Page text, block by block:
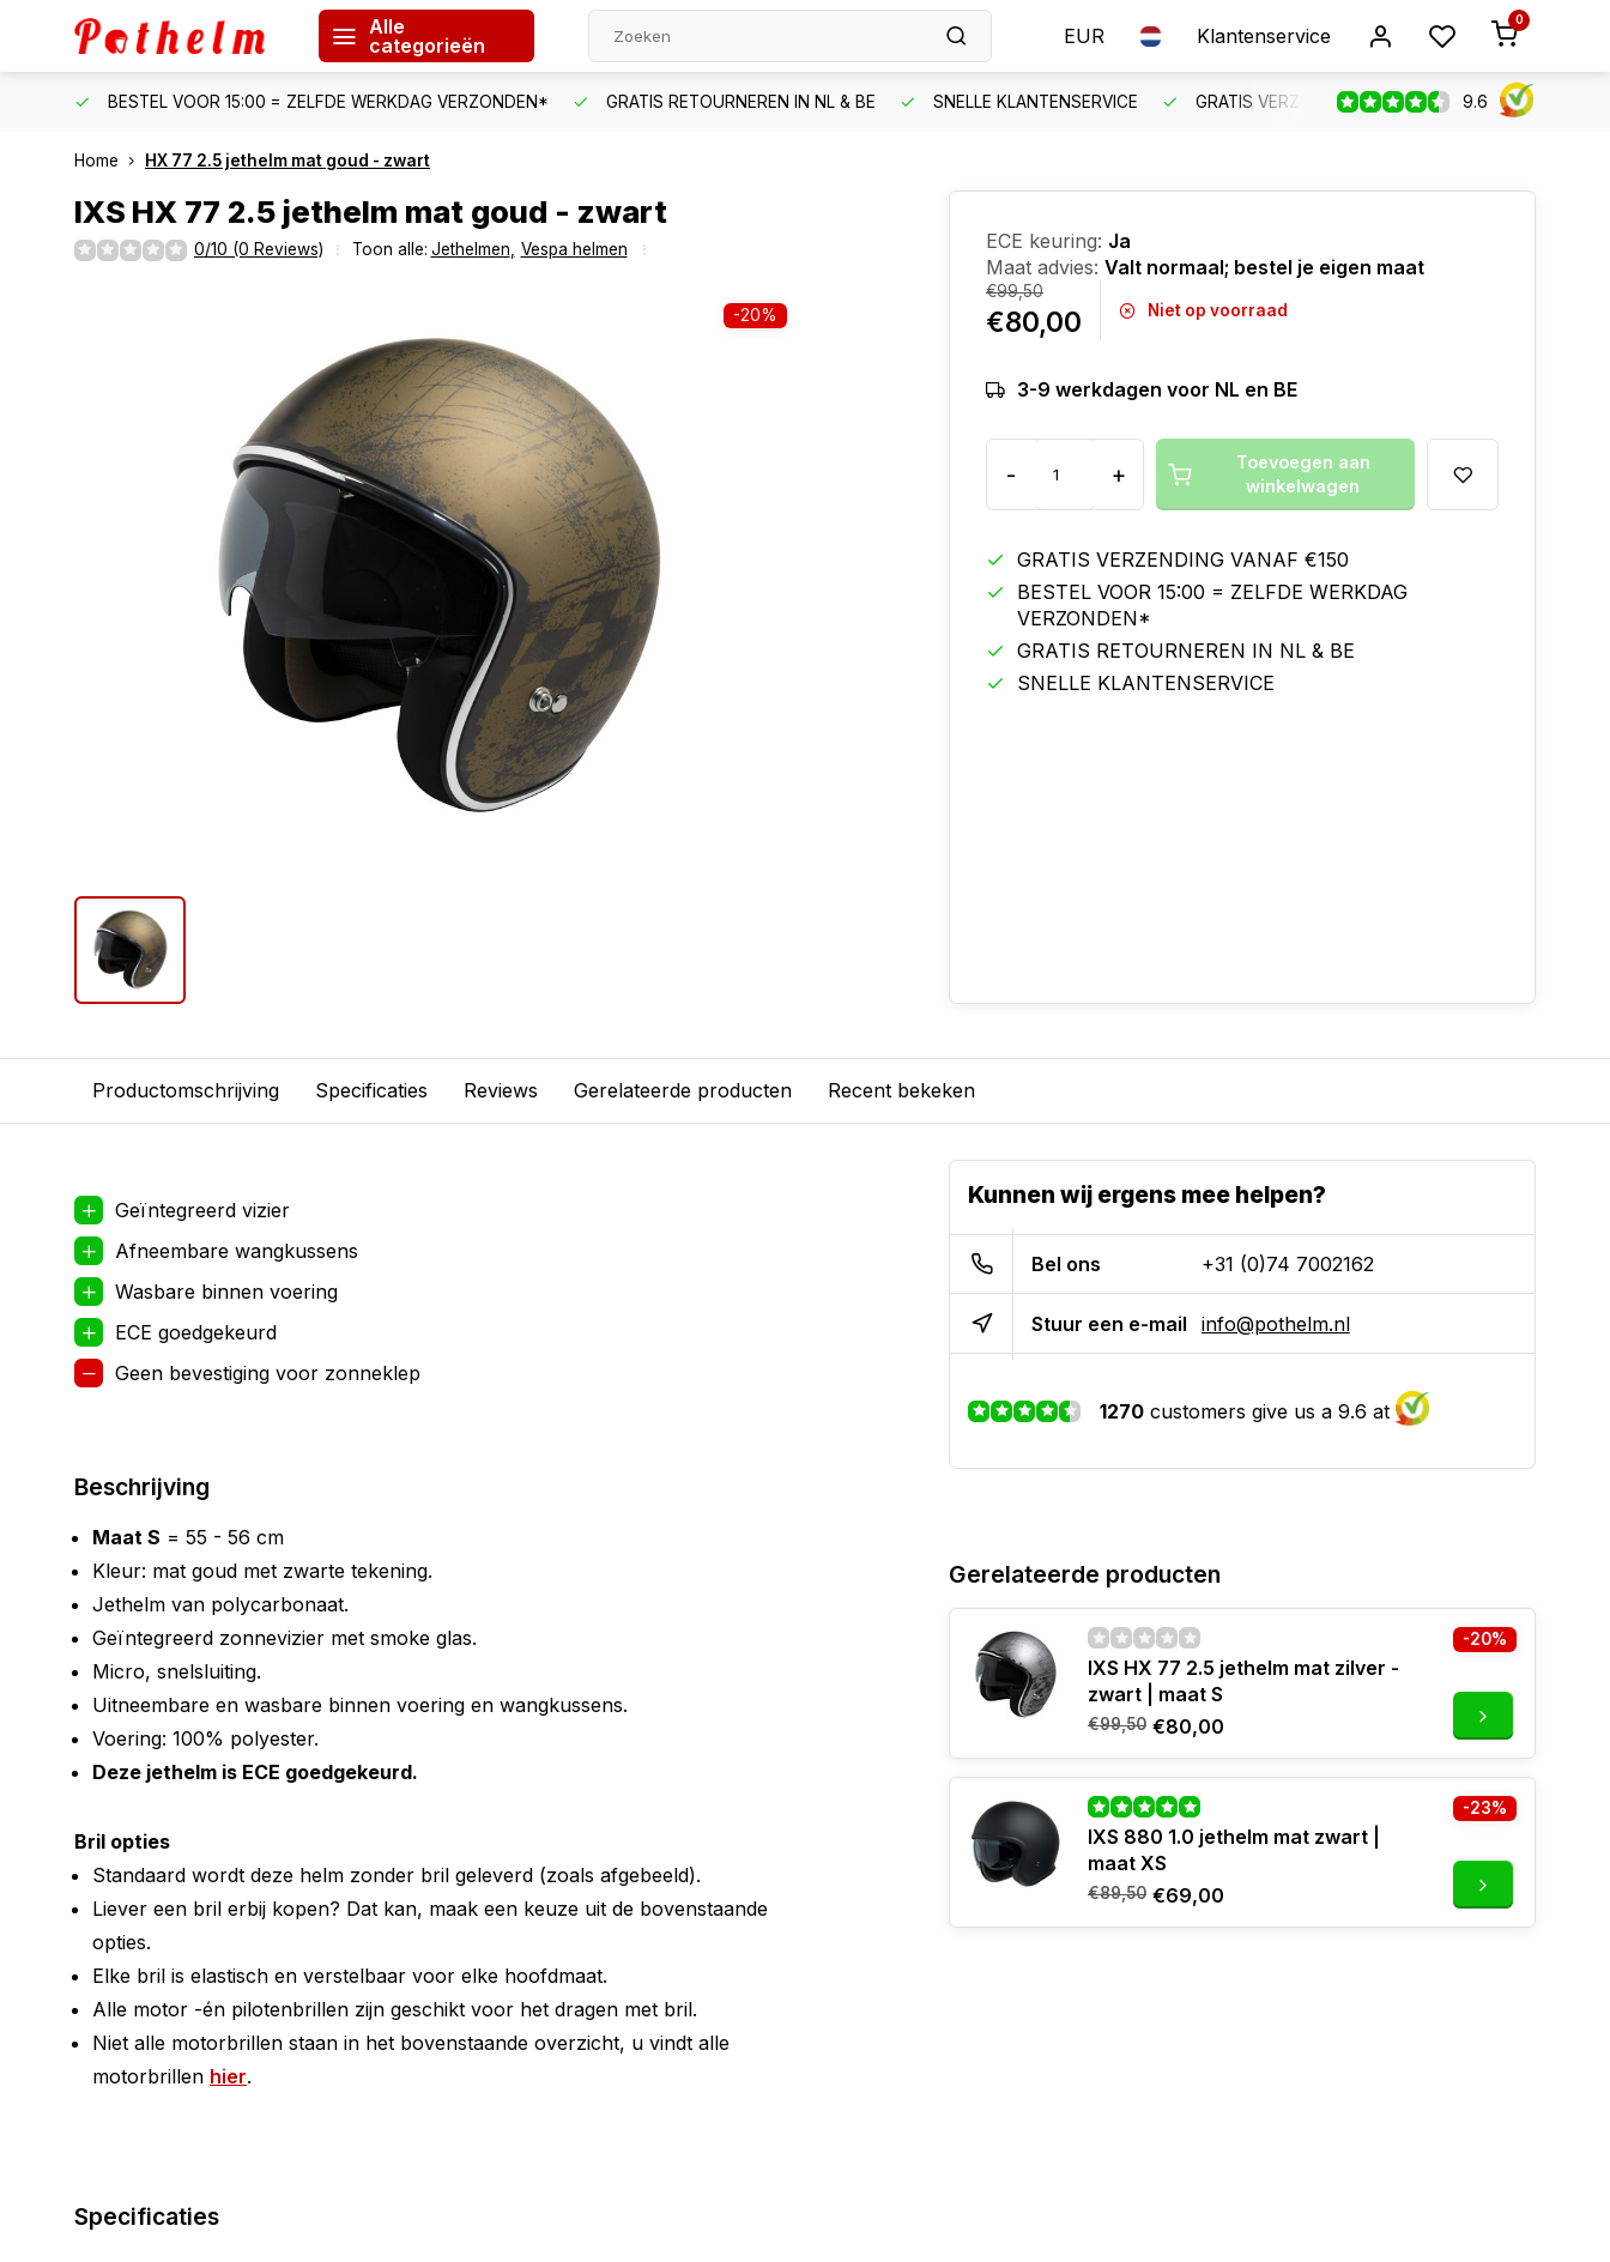
Alle
categorieën
EUR Klantenservice
0
BESTEL VOOR 15:00 = ZELFDE WERKDAG VERZONDEN* GRATIS RETOURNEREN IN NL & BE SNELLE KLANTENSERVICE GRATIS VERZENDING VANAF €150 BESTEL
9.6
Home HX 77 2.5 jethelm mat goud - zwart
IXS HX 77 2.5 jethelm mat goud - zwart
0/10 (0 Reviews) Toon alle: Jethelmen Vespa helmen
-20%
ECE keuring: Ja
Maat advies: Valt normaal; bestel je eigen maat
€99,50
€80,00 Niet op voorraad
3-9 werkdagen voor NL en BE
- +
Toevoegen aan
winkelwagen
GRATIS VERZENDING VANAF €150
BESTEL VOOR 15:00 = ZELFDE WERKDAG
VERZONDEN*
GRATIS RETOURNEREN IN NL & BE
SNELLE KLANTENSERVICE
Productomschrijving Specificaties Reviews Gerelateerde producten Recent bekeken
Geïntegreerd vizier
Afneembare wangkussens
Wasbare binnen voering
ECE goedgekeurd
Geen bevestiging voor zonneklep
Beschrijving
Maat S = 55 - 56 cm
Kleur: mat goud met zwarte tekening.
Jethelm van polycarbonaat.
Geïntegreerd zonnevizier met smoke glas.
Micro, snelsluiting.
Uitneembare en wasbare binnen voering en wangkussens.
Voering: 100% polyester.
Deze jethelm is ECE goedgekeurd.
Bril opties
Standaard wordt deze helm zonder bril geleverd (zoals afgebeeld).
Liever een bril erbij kopen? Dat kan, maak een keuze uit de bovenstaande
opties.
Elke bril is elastisch en verstelbaar voor elke hoofdmaat.
Alle motor -én pilotenbrillen zijn geschikt voor het dragen met bril.
Niet alle motorbrillen staan in het bovenstaande overzicht, u vindt alle
motorbrillen hier.
Specificaties
Kunnen wij ergens mee helpen?
Bel ons +31 (0)74 7002162
Stuur een e-mail info@pothelm.nl
1270 customers give us a 9.6 at
Gerelateerde producten
IXS HX 77 2.5 jethelm mat zilver -
zwart | maat S
€99,50 €80,00
-20%
IXS 880 1.0 jethelm mat zwart |
maat XS
€89,50 €69,00
-23%